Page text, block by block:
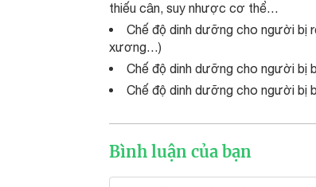
thiếu cân, suy nhược cơ thể…
Chế độ dinh dưỡng cho người bị
xương…)
Chế độ dinh dưỡng cho người bị
Chế độ dinh dưỡng cho người bị
Bình luận của bạn